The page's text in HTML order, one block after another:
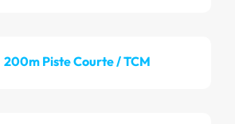
200m Piste Courte / TCM